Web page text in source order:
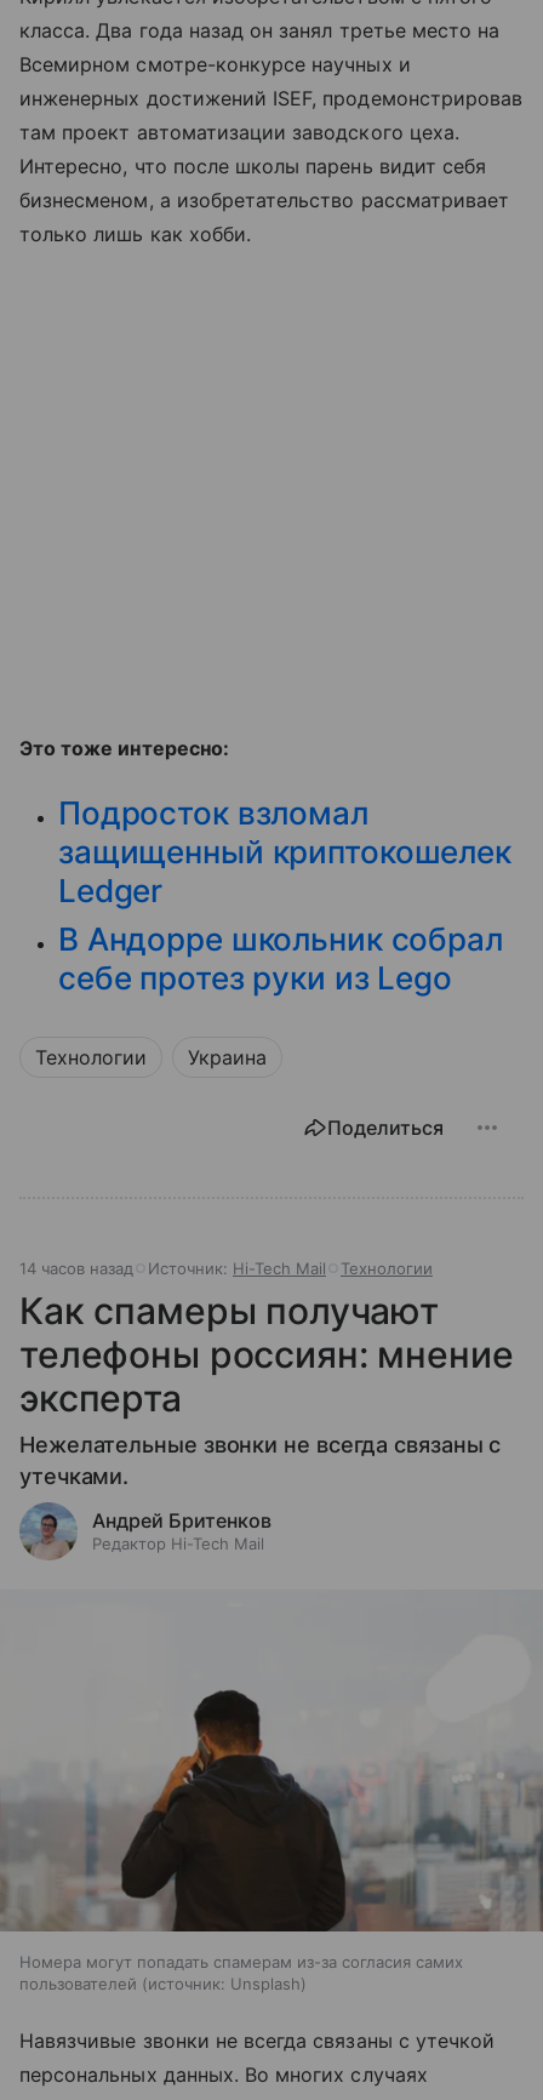
класса. Два года назад он занял третье место на
Всемирном смотре-конкурсе научных и
инженерных достижений ISEF, продемонстрировав
там проект автоматизации заводского цеха.
Интересно, что после школы парень видит себя
бизнесменом, а изобретательство рассматривает
только лишь как хобби.
Это тоже интересно:
Подросток взломал
защищенный криптокошелек
Ledger
В Андорре школьник собрал
себе протез руки из Lego
Технологии Украина
Поделиться
14 часов назад Источник: Hi-Tech Mail Технологии
Как спамеры получают
телефоны россиян: мнение
эксперта
Нежелательные звонки не всегда связаны с
утечками.
Андрей Бритенков
Редактор Hi-Tech Mail
Номера могут попадать спамерам из-за согласия самих
пользователей
источник: Unsplash
Навязчивые звонки не всегда связаны с утечкой
персональных данных. Во многих случаях